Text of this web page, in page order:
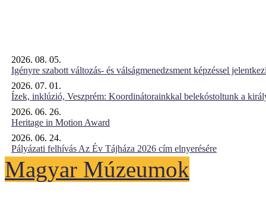
2026. 08. 05.
Igényre szabott változás- és válságmenedzsment képzéssel
2026. 07. 01.
Ízek, inklúzió, Veszprém: Koordinátorainkkal belekóstoltunk a
2026. 06. 26.
Heritage in Motion Award
2026. 06. 24.
Pályázati felhívás Az Év Tájháza 2026 cím elnyerésére
Magyar Múzeumok